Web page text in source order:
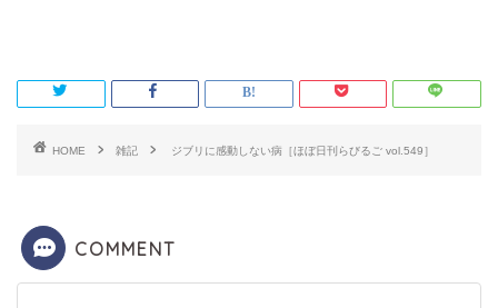
HOME 雑記 ジブリに感動しない病［ほぼ日刊らびるご vol.549］
COMMENT